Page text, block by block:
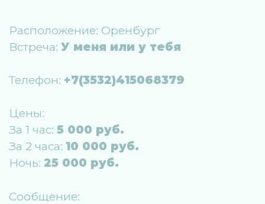
Расположение: Оренбург
Встреча: У меня или у тебя
Телефон: +7(3532)415068379
Цены:
За 1 час: 5 000 руб.
За 2 часа: 10 000 руб.
Ночь: 25 000 руб.
Сообщение: